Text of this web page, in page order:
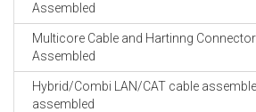
Assembled
Multicore Cable and Hartinng
Assembled
Hybrid/Combi LAN/CAT cable
assembled